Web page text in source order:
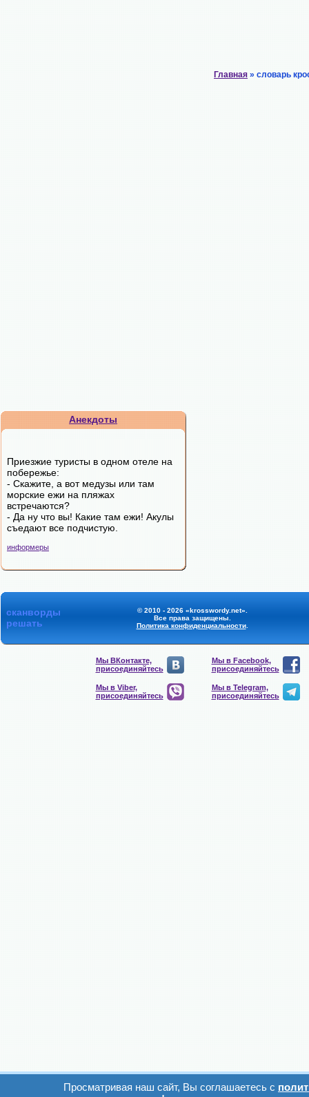
Анекдоты
Приезжие туристы в одном отеле на
побережье:
- Скажите, а вот медузы или там
морские ежи на пляжах
встречаются?
- Да ну что вы! Какие там ежи! Акулы
съедают все подчистую.
информеры
Главная » словарь
сканворды
решать
© 2010 - 2026 «krosswordy.net».
Все права защищены.
Политика конфиденциальности.
Мы ВКонтакте,
присоединяйтесь
Мы в Facebook,
присоединяйтесь
Мы в Viber,
присоединяйтесь
Мы в Telegram,
присоединяйтесь
Просматривая наш сайт, Вы соглашаетесь с